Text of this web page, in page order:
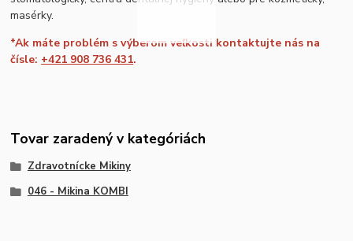
masérky.
*Ak máte problém s výberom veľkosti kontaktujte nás na
čísle: +421 908 736 431.
Tovar zaradený v kategóriách
Zdravotnícke Mikiny
046 - Mikina KOMBI